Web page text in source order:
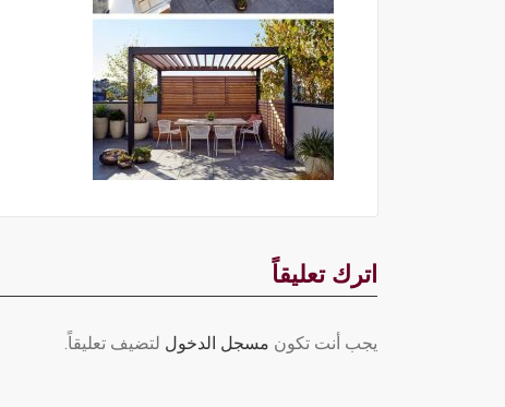
اترك تعليقاً
يجب أنت تكون مسجل الدخول لتضيف تعليقاً.